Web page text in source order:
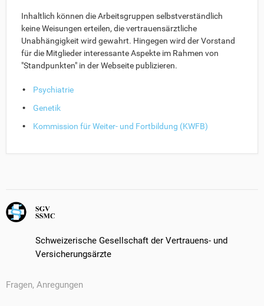
Inhaltlich können die Arbeitsgruppen selbstverständlich
keine Weisungen erteilen, die vertrauensärztliche
Unabhängigkeit wird gewahrt. Hingegen wird der Vorstand
für die Mitglieder interessante Aspekte im Rahmen von
"Standpunkten" in der Webseite publizieren.
Psychiatrie
Genetik
Kommission für Weiter- und Fortbildung (KWFB)
Schweizerische Gesellschaft der Vertrauens- und
Versicherungsärzte
Fragen, Anregungen